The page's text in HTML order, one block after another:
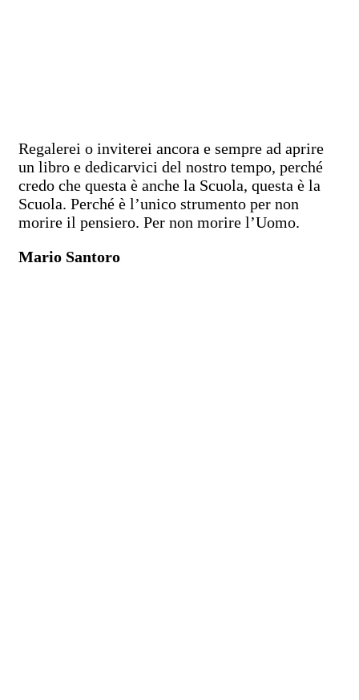
Regalerei o inviterei ancora e sempre ad aprire
un libro e dedicarvici del nostro tempo, perché
credo che questa è anche la Scuola, questa è la
Scuola. Perché è l’unico strumento per non
morire il pensiero. Per non morire l’Uomo.
Mario Santoro